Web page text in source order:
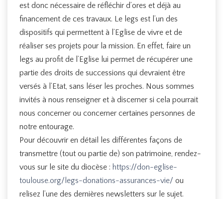
est donc nécessaire de réfléchir d’ores et déjà au
financement de ces travaux. Le legs est l’un des
dispositifs qui permettent à l’Eglise de vivre et de
réaliser ses projets pour la mission. En effet, faire un
legs au profit de l’Eglise lui permet de récupérer une
partie des droits de successions qui devraient être
versés à l’Etat, sans léser les proches. Nous sommes
invités à nous renseigner et à discerner si cela pourrait
nous concerner ou concerner certaines personnes de
notre entourage.
Pour découvrir en détail les différentes façons de
transmettre (tout ou partie de) son patrimoine, rendez-
vous sur le site du diocèse : https://don-eglise-
toulouse.org/legs-donations-assurances-vie/ ou
relisez l’une des dernières newsletters sur le sujet.